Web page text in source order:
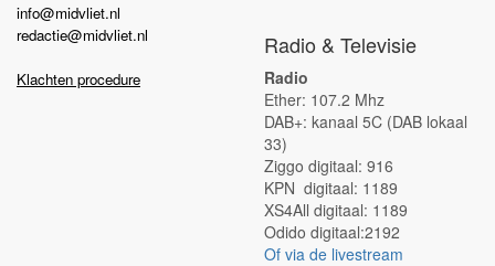
info@midvliet.nl
redactie@midvliet.nl
Klachten procedure
Radio & Televisie
Radio
Ether: 107.2 Mhz
DAB+: kanaal 5C (DAB lokaal
33)
Ziggo digitaal: 916
KPN digitaal: 1189
XS4All digitaal: 1189
Odido digitaal:2192
Of via de livestream